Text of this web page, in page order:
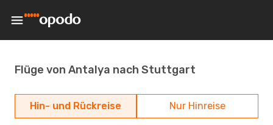
Flüge von Antalya nach Stuttgart
Hin- und Rückreise Nur Hinreise